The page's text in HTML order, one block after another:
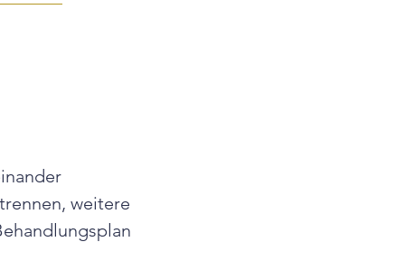
weitere